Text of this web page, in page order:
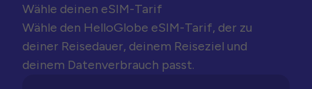
Wähle deinen eSIM-Tarif
Wähle den HelloGlobe eSIM-Tarif, der zu
deiner Reisedauer, deinem Reiseziel und
deinem Datenverbrauch passt.